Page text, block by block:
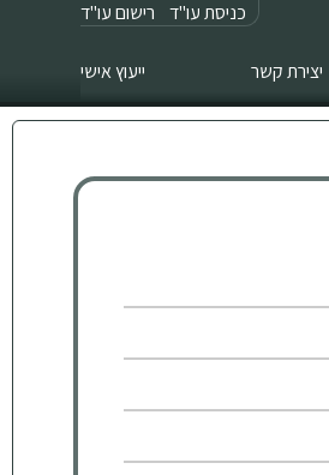
כניסת עו"ד רישום עו"ד
יצירת קשר ייעוץ אישי